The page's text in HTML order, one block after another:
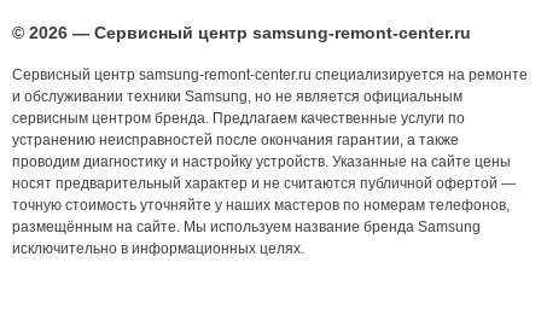
© 2026 — Сервисный центр samsung-remont-center.ru
Сервисный центр samsung-remont-center.ru специализируется на ремонте
и обслуживании техники Samsung, но не является официальным
сервисным центром бренда. Предлагаем качественные услуги по
устранению неисправностей после окончания гарантии, а также
проводим диагностику и настройку устройств. Указанные на сайте цены
носят предварительный характер и не считаются публичной офертой —
точную стоимость уточняйте у наших мастеров по номерам телефонов,
размещённым на сайте. Мы используем название бренда Samsung
исключительно в информационных целях.